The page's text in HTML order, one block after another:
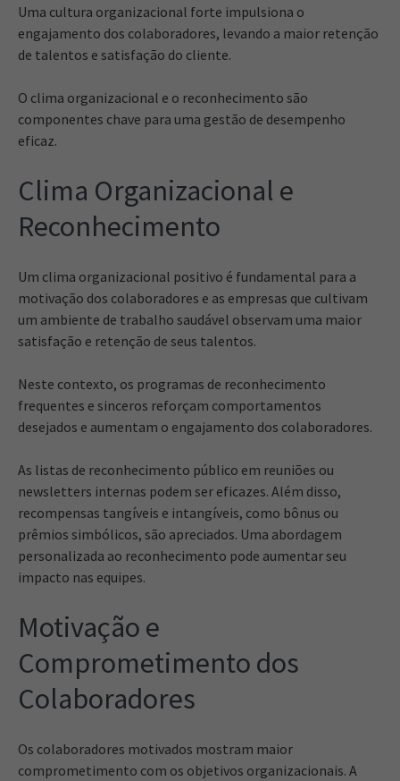
Uma cultura organizacional forte impulsiona o
engajamento dos colaboradores, levando a maior retenção
de talentos e satisfação do cliente.
O clima organizacional e o reconhecimento são
componentes chave para uma gestão de desempenho
eficaz.
Clima Organizacional e
Reconhecimento
Um clima organizacional positivo é fundamental para a
motivação dos colaboradores e as empresas que cultivam
um ambiente de trabalho saudável observam uma maior
satisfação e retenção de seus talentos.
Neste contexto, os programas de reconhecimento
frequentes e sinceros reforçam comportamentos
desejados e aumentam o engajamento dos colaboradores.
As listas de reconhecimento público em reuniões ou
newsletters internas podem ser eficazes. Além disso,
recompensas tangíveis e intangíveis, como bônus ou
prêmios simbólicos, são apreciados. Uma abordagem
personalizada ao reconhecimento pode aumentar seu
impacto nas equipes.
Motivação e
Comprometimento dos
Colaboradores
Os colaboradores motivados mostram maior
comprometimento com os objetivos organizacionais. A